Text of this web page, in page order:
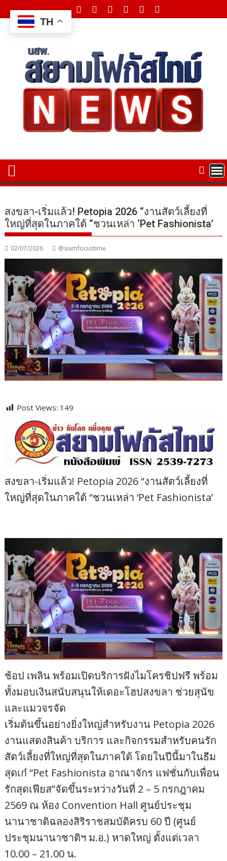
to
content
สงขลา-เริ่มแล้ว! Petopia 2026 “งานสัตว์เลี้ยงที่
ใหญ่ที่สุดในภาคใต้ “ชวนเหล่า ‘Pet Fashionista’
02/07/2026 @siamfocustime
Post Views: 149
สงขลา-เริ่มแล้ว! Petopia 2026 “งานสัตว์เลี้ยงที่
ใหญ่ที่สุดในภาคใต้ “ชวนเหล่า ‘Pet Fashionista’
ช้อป เพลิน พร้อมเปิดบริการฝังไมโครชิปฟรี พร้อม
ทั้งมอบเงินสนับสนุนให้เดอะโฮปสงขลา ช่วยสุนัข
และแมวจรจัด
เริ่มต้นขึ้นอย่างยิ่งใหญ่สำหรับงาน Petopia 2026
งานแสดงสินค้า บริการ และกิจกรรมสำหรับคนรัก
สัตว์เลี้ยงที่ใหญ่ที่สุดในภาคใต้ โดยในปีนี้มาในธีม
สุดเก๋ “Pet Fashionista อาณาจักร แฟชั่นกับเพื่อน
รักสุดเฟียส”จัดขึ้นระหว่างวันที่ 2 – 5 กรกฎาคม
2569 ณ ห้อง Convention Hall ศูนย์ประชุม
นานาชาติฉลองสิริราชสมบัติครบ 60 ปี (ศูนย์
ประชุมนานาชาติฯ ม.อ.) หาดใหญ่ ตั้งแต่เวลา
10.00 – 21.00 น.
TH